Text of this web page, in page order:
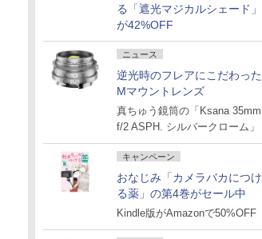
る「遮光マジカルシェード」
が42%OFF
ニュース
逆光時のフレアにこだわった
Mマウントレンズ
真ちゅう鏡筒の「Ksana 35mm
f/2 ASPH. シルバークローム」
キャンペーン
おなじみ「カメラバカにつけ
る薬」の第4巻がセール中
Kindle版がAmazonで50%OFF